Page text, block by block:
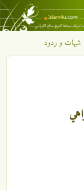
شبهات و ردود